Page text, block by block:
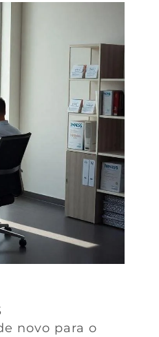
novo para o